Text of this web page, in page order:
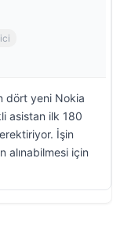
dört yeni Nokia
asistan ilk 180
İşin
alınabilmesi için